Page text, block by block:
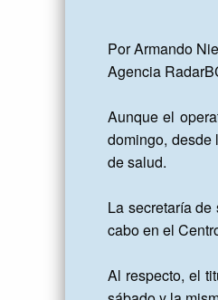
Por Armando
Agencia
Aunque el
domingo,
de salud.
La secretaría
cabo en el
Al respecto, el